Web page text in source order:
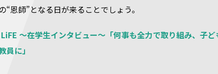
“恩師”となる日が来ることでしょう。
～在学生インタビュー～「何事も全力で取り組み、子
員に」